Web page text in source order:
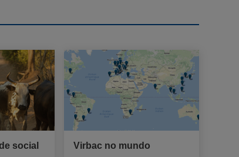
social Virbac no mundo